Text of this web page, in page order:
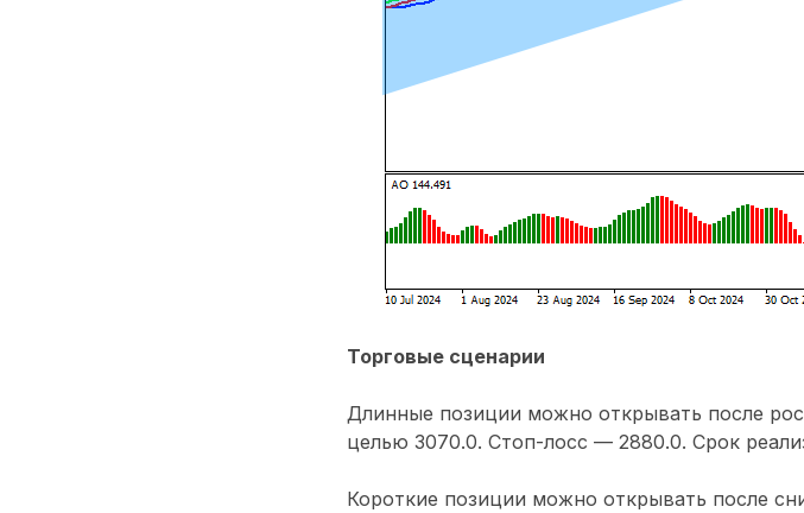
Торговые сценарии
Длинные позиции можно открывать после
целью 3070.0. Стоп-лосс — 2880.0. Срок
Короткие позиции можно открывать после